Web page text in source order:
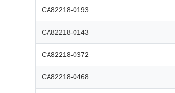
CA82218-0193
CA82218-0143
CA82218-0372
CA82218-0468